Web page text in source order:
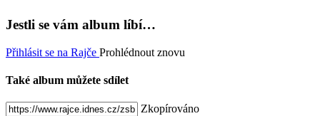
Jestli se vám album líbí…
Přihlásit se na Rajče Prohlédnout znovu
Také album můžete sdílet
Zkopírováno